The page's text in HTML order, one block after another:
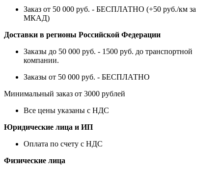
Заказ от 50 000 руб. - БЕСПЛАТНО (+50 руб./км за
МКАД)
Доставки в регионы Российской Федерации
Заказы до 50 000 руб. - 1500 руб. до транспортной
компании.
Заказы от 50 000 руб. - БЕСПЛАТНО
Минимальный заказ от 3000 рублей
Все цены указаны с НДС
Юридические лица и ИП
Оплата по счету с НДС
Физические лица